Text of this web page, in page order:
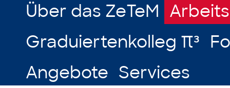
Über das ZeTeM
Graduiertenkolleg π³
Angebote Services